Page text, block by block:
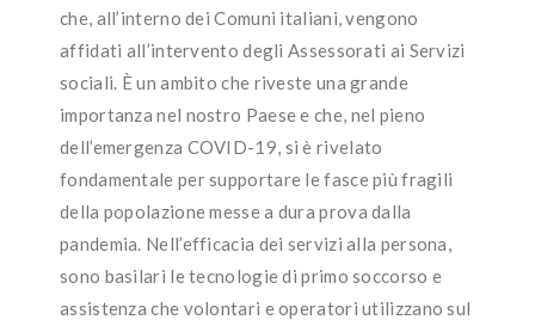
che, all’interno dei Comuni italiani, vengono
affidati all’intervento degli Assessorati ai Servizi
sociali. È un ambito che riveste una grande
importanza nel nostro Paese e che, nel pieno
dell’emergenza COVID-19, si è rivelato
fondamentale per supportare le fasce più fragili
della popolazione messe a dura prova dalla
pandemia. Nell’efficacia dei servizi alla persona,
sono basilari le tecnologie di primo soccorso e
assistenza che volontari e operatori utilizzano sul